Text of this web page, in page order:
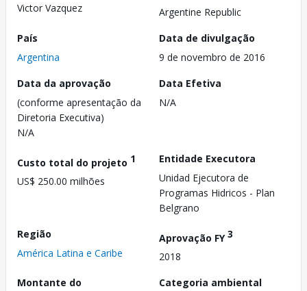
Victor Vazquez
Argentine Republic
País
Argentina
Data de divulgação
9 de novembro de 2016
Data da aprovação
(conforme apresentação da
Diretoria Executiva)
N/A
Data Efetiva
N/A
Custo total do projeto 1
US$ 250.00 milhões
Entidade Executora
Unidad Ejecutora de
Programas Hidricos - Plan
Belgrano
Região
América Latina e Caribe
Aprovação FY3
2018
Montante do
Categoria ambiental